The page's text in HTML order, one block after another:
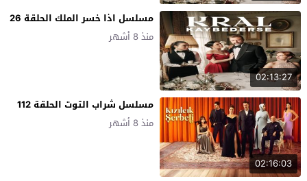
02:13:27
مسلسل اذا خسر الملك الحلقة 26
منذ 8 أشهر
02:16:03
مسلسل شراب التوت الحلقة 112
منذ 8 أشهر